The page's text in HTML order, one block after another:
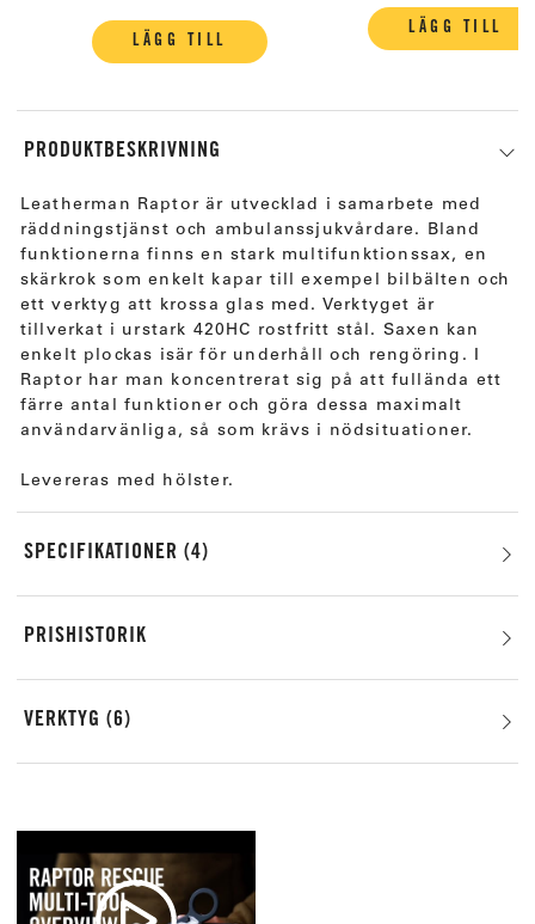
LÄGG TILL
LÄGG TILL
PRODUKTBESKRIVNING
Leatherman Raptor är utvecklad i samarbete med
räddningstjänst och ambulanssjukvårdare. Bland
funktionerna finns en stark multifunktionssax, en
skärkrok som enkelt kapar till exempel bilbälten och
ett verktyg att krossa glas med. Verktyget är
tillverkat i urstark 420HC rostfritt stål. Saxen kan
enkelt plockas isär för underhåll och rengöring. I
Raptor har man koncentrerat sig på att fullända ett
färre antal funktioner och göra dessa maximalt
användarvänliga, så som krävs i nödsituationer.
Levereras med hölster.
SPECIFIKATIONER 4
PRISHISTORIK
VERKTYG 6